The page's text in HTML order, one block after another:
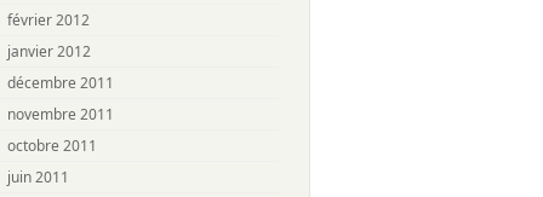
février 2012
janvier 2012
décembre 2011
novembre 2011
octobre 2011
juin 2011